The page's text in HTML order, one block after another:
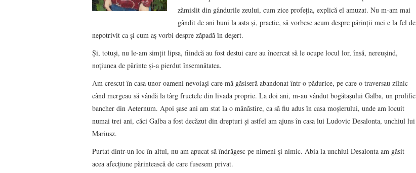
zămislit din gândurile zeului, cum zice profeţia, explică el amuzat. Nu m-am mai
gândit de ani buni la asta şi, practic, să vorbesc acum despre părinţii mei e la fel de
nepotrivit ca şi cum aş vorbi despre zăpadă în deşert.
Şi, totuşi, nu le-am simţit lipsa, fiindcă au fost destui care au încercat să le ocupe locul lor, însă, nereuşind,
noţiunea de părinte şi-a pierdut însemnătatea.
Am crescut în casa unor oameni nevoiaşi care mă găsiseră abandonat într-o pădurice, pe care o traversau zilnic
când mergeau să vândă la târg fructele din livada proprie. La doi ani, m-au vândut bogătaşului Galba, un prolific
bancher din Aeternum. Apoi şase ani am stat la o mânăstire, ca să fiu adus în casa moşierului, unde am locuit
numai trei ani, căci Galba a fost decăzut din drepturi şi astfel am ajuns în casa lui Ludovic Desalonta, unchiul lui
Mariusz.
Purtat dintr-un loc în altul, nu am apucat să îndrăgesc pe nimeni şi nimic. Abia la unchiul Desalonta am găsit
acea afecţiune părintească de care fusesem privat.